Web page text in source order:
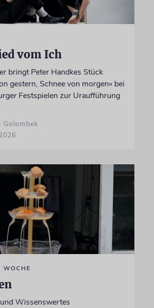
vom Ich
bringt Peter Handkes Stück
gestern, Schnee von morgen« bei
Festspielen zur Uraufführung
Golombek
WOCHE
Wissenswertes